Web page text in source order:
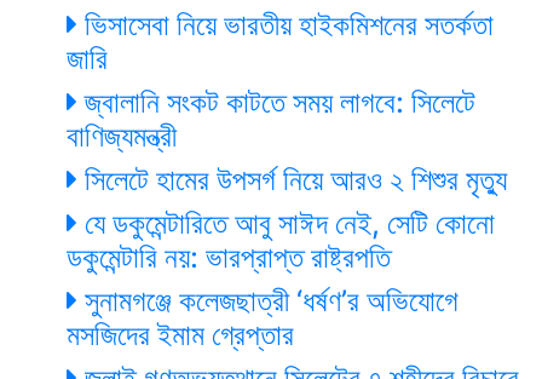
ভিসাসেবা নিয়ে ভারতীয় হাইকমিশনের সতর্কতা
জারি
জ্বালানি সংকট কাটতে সময় লাগবে: সিলেটে
বাণিজ্যমন্ত্রী
সিলেটে হামের উপসর্গ নিয়ে আরও ২ শিশুর মৃত্যু
যে ডকুমেন্টারিতে আবু সাঈদ নেই, সেটি কোনো
ডকুমেন্টারি নয়: ভারপ্রাপ্ত রাষ্ট্রপতি
সুনামগঞ্জে কলেজছাত্রী ‘ধর্ষণ’র অভিযোগে
মসজিদের ইমাম গ্রেপ্তার